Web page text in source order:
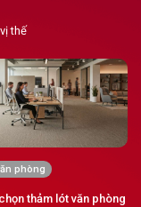
thế
phòng
thảm lót văn phòng